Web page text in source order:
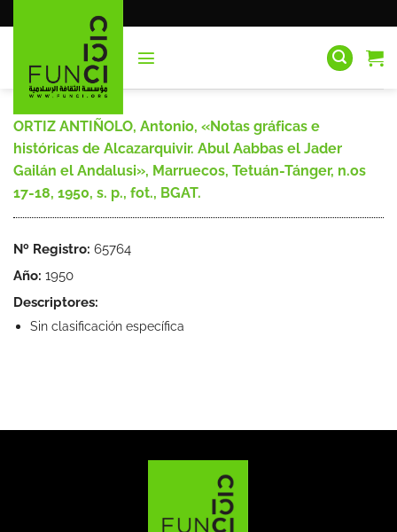
al
ORTIZ ANTIÑOLO, Antonio, «Notas gráficas e
históricas de Alcazarquivir. Abul Aabbas el Jader
Gailán el Andalusi», Marruecos, Tetuán-Tánger, n.os
17-18, 1950, s. p., fot., BGAT.
Nº Registro: 65764
Año: 1950
Descriptores:
Sin clasificación específica